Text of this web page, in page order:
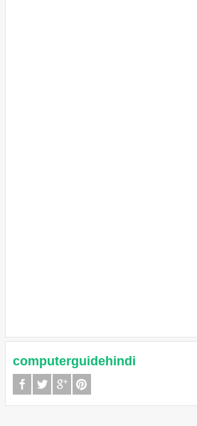
computerguidehindi